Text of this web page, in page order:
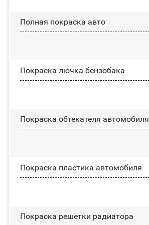
Полная покраска авто
Покраска лючка бензобака
Покраска обтекателя автомобиля
Покраска пластика автомобиля
Покраска решетки радиатора